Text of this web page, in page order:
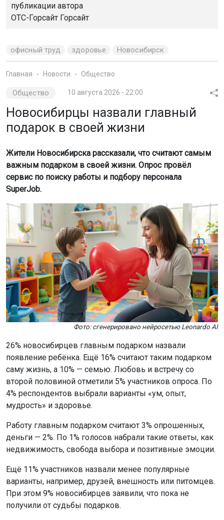
публикации автора
ОТС-Горсайт Горсайт
офисный труд здоровье Новосибирск
Главная Новости Общество
Общество 10 августа 2026 - 22:00
Новосибирцы назвали главный
подарок в своей жизни
Жители Новосибирска рассказали, что считают самым
важным подарком в своей жизни. Опрос провёл
сервис по поиску работы и подбору персонала
SuperJob.
Фото: сгенерировано нейросетью Leonardo AI
26% новосибирцев главным подарком назвали
появление ребёнка. Ещё 16% считают таким подарком
саму жизнь, а 10% — семью. Любовь и встречу со
второй половиной отметили 5% участников опроса. По
4% респондентов выбрали варианты «ум, опыт,
мудрость» и здоровье.
Работу главным подарком считают 3% опрошенных,
деньги — 2%. По 1% голосов набрали такие ответы, как
недвижимость, свобода выбора и позитивные эмоции.
Ещё 11% участников назвали менее популярные
варианты, например, друзей, внешность или питомцев.
При этом 9% новосибирцев заявили, что пока не
получили от судьбы подарков.